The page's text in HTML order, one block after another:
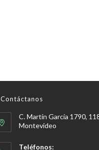
Contáctanos
C. Martín García 1790,
Montevideo
Teléfonos: